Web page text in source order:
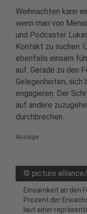
Weihnachten kann
wenn man von
und Podcaster
Kontakt zu suchen.
ebenfalls einsam
auf. Gerade zu den
Gelegenheiten, sich
engagieren. Der
auf andere
durchbrechen.
Anzeige
© picture
Einsamkeit an den
Prozent der
laut einer